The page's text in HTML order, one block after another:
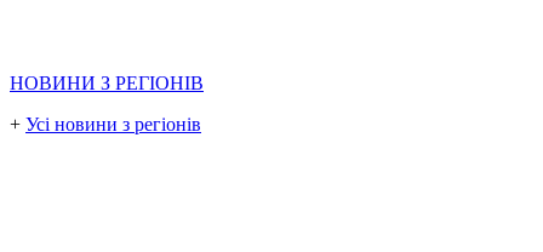
НОВИНИ З РЕГІОНІВ
+ Усі новини з регіонів